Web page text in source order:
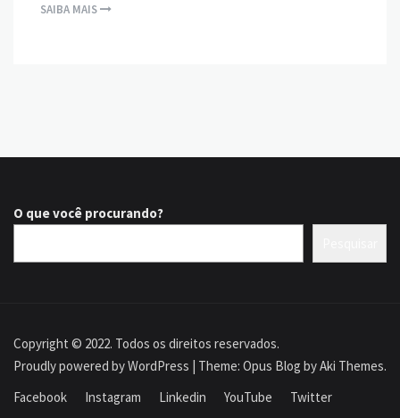
SAIBA MAIS
O que você procurando?
Copyright © 2022. Todos os direitos reservados.
Proudly powered by WordPress | Theme: Opus Blog byAki Themes.
Facebook
Instagram Linkedin YouTube Twitter